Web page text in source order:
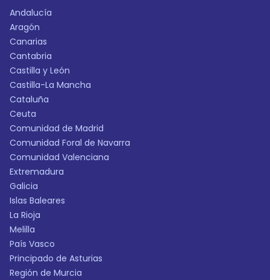
Andalucía
Aragón
Canarias
Cantabria
Castilla y León
Castilla-La Mancha
Cataluña
Ceuta
Comunidad de Madrid
Comunidad Foral de Navarra
Comunidad Valenciana
Extremadura
Galicia
Islas Baleares
La Rioja
Melilla
País Vasco
Principado de Asturias
Región de Murcia